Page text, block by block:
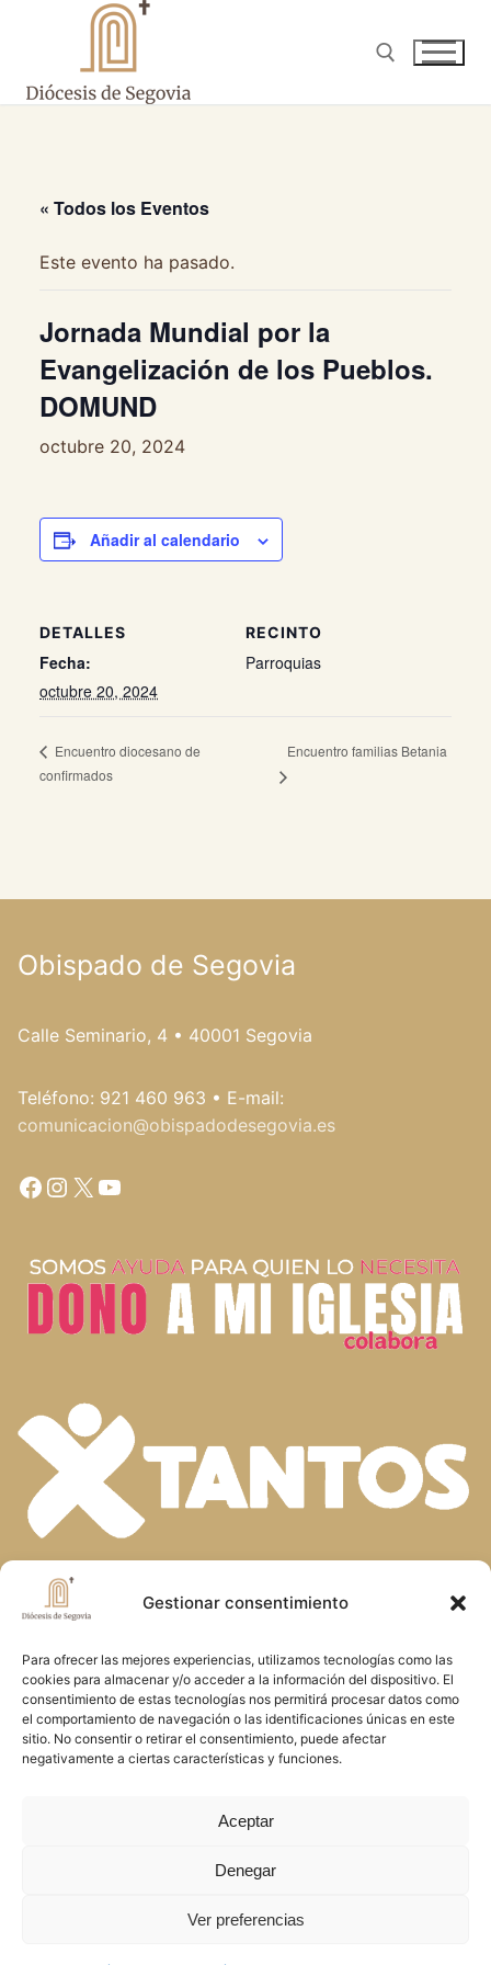
Gestionar consentimiento
Para ofrecer las mejores experiencias, utilizamos tecnologías como las
cookies para almacenar y/o acceder a la información del dispositivo. El
consentimiento de estas tecnologías nos permitirá procesar datos como
el comportamiento de navegación o las identificaciones únicas en este
sitio. No consentir o retirar el consentimiento, puede afectar
negativamente a ciertas características y funciones.
Aceptar
Denegar
Ver preferencias
contenido
« Todos los Eventos
Este evento ha pasado.
Jornada Mundial por la
Evangelización de los Pueblos.
DOMUND
octubre 20, 2024
Añadir al calendario
DETALLES
Fecha:
octubre 20, 2024
RECINTO
Parroquias
Encuentro diocesano de
confirmados
Encuentro familias Betania
Obispado de Segovia
Calle Seminario, 4 • 40001 Segovia
Teléfono: 921 460 963 • E-mail:
comunicacion@obispadodesegovia.es
Facebook
Instagram
X YouTube
En la diversidad de dones que el Espíritu
la riqueza de nuestra fe. Unidos en la
oración y el servicio, construimos juntos
el Reino de Dios en Segovia, reflejando
el amor y la misericordia de Cristo
Copyright © 2026 Diócesis de Segovia
Política de privacidad